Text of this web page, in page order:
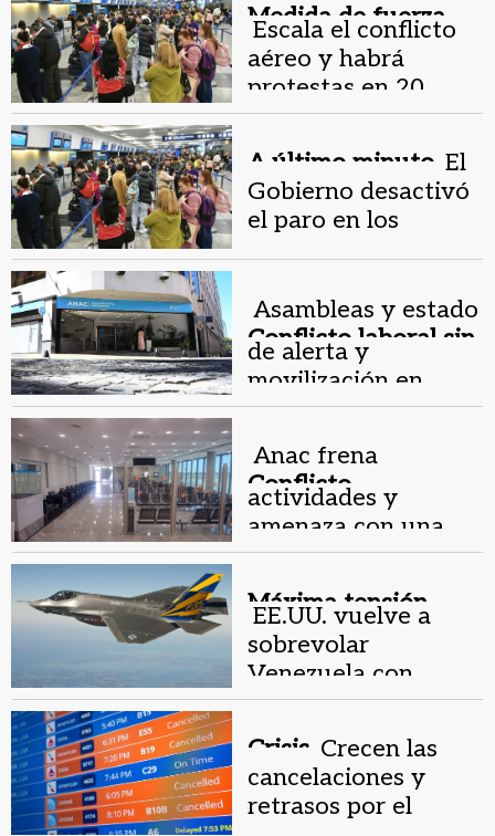
Medida de fuerza.
Escala el conflicto
aéreo y habrá
protestas en 20
aeropuertos del país
A último minuto. El
Gobierno desactivó
el paro en los
Conflicto laboral sin
fin.
Asambleas y estado
de alerta y
movilización en
ANAC
Conflicto
aeroportuario .
Anac frena
actividades y
amenaza con una
jornada caótica en
cuándo
Máxima tensión.
EE.UU. vuelve a
sobrevolar
Venezuela con
aviones de combate
provocando
conflicto
Crisis. Crecen las
cancelaciones y
retrasos por el